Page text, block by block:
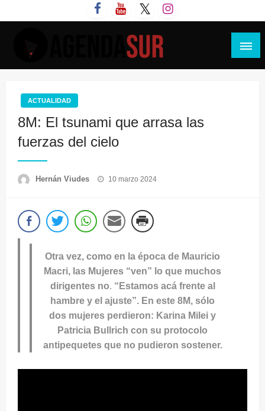
al
ACTUALIDAD
8M: El tsunami que arrasa las
fuerzas del cielo
Hernán Viudes
Publicado
10 marzo 2024
Otra vez, como en la época de Mauricio
Macri, las Mujeres “ven” lo que muchos
dirigentes no. “Estamos acá frente al
hambre y el ajuste”. En este 8M, sólo
dos mujeres perdieron: Karina Milei y
Patricia Bullrich con su protocolo
antipequetes que no pudieron sostener.